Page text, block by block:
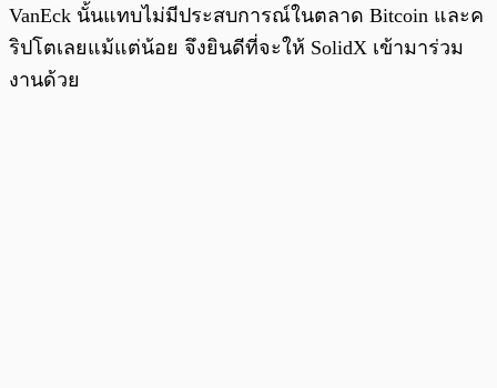
VanEck นั้นแทบไม่มีประสบการณ์ในตลาด Bitcoin และค
ริปโตเลยแม้แต่น้อย จึงยินดีที่จะให้ SolidX เข้ามาร่วม
งานด้วย